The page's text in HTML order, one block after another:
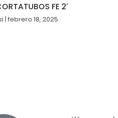
FE 2′
febrero 18, 2025